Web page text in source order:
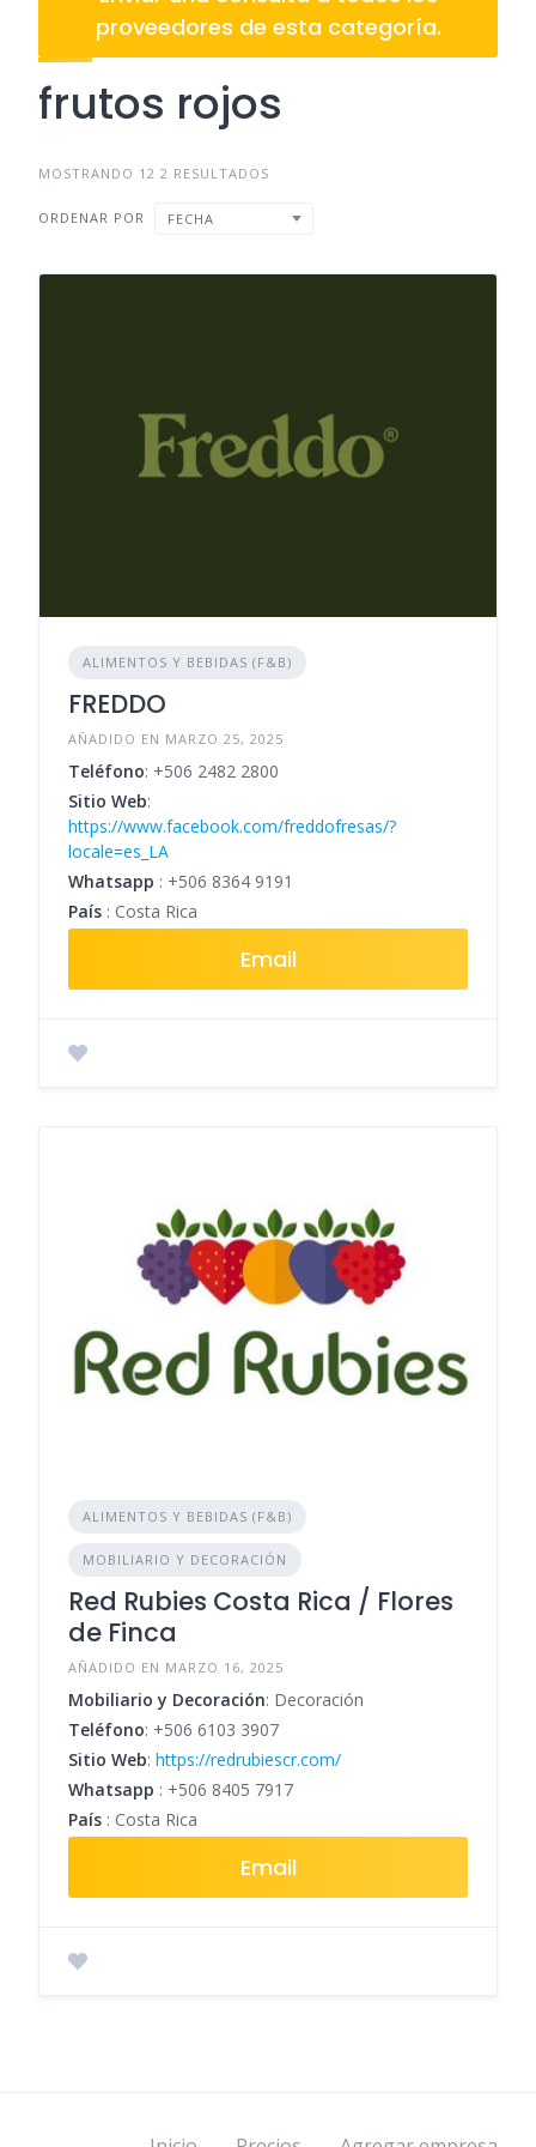
proveedores de esta categoría.
frutos rojos
MOSTRANDO 12 2 RESULTADOS
ORDENAR POR FECHA
ALIMENTOS Y BEBIDAS (F&B)
FREDDO
AÑADIDO EN MARZO 25, 2025
Teléfono: +506 2482 2800
Sitio Web:
https://www.facebook.com/freddofresas/?
locale=es_LA
Whatsapp : +506 8364 9191
País : Costa Rica
Email
ALIMENTOS Y BEBIDAS (F&B)
MOBILIARIO Y DECORACIÓN
Red Rubies Costa Rica / Flores
de Finca
AÑADIDO EN MARZO 16, 2025
Mobiliario y Decoración: Decoración
Teléfono: +506 6103 3907
Sitio Web: https://redrubiescr.com/
Whatsapp : +506 8405 7917
País : Costa Rica
Email